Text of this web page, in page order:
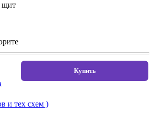
щит
и тех схем )